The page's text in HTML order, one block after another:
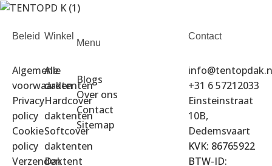
Beleid
Algemene
voorwaarden
Privacy
policy
Cookie
policy
Verzenden
Winkel
Alle
daktenten
Hardcover
daktenten
Softcover
daktenten
Daktent
Menu
Blogs
Over ons
Contact
Sitemap
Contact
+31 6 57212033
Einsteinstraat
10B,
Dedemsvaart
KVK: 86765922
BTW-ID: